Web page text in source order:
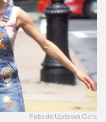
Foto de Uptown Girls